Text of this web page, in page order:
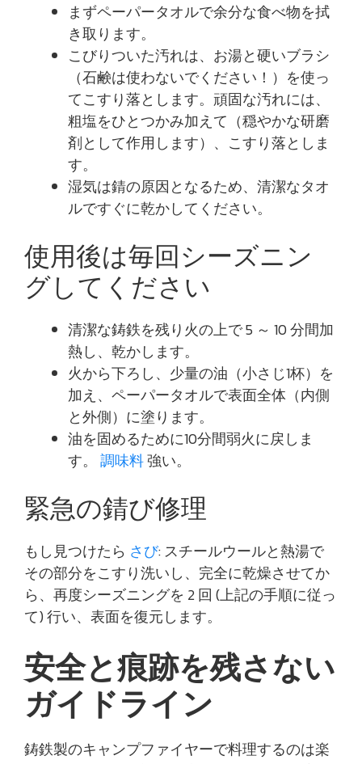
まずペーパータオルで余分な食べ物を拭
き取ります。
こびりついた汚れは、お湯と硬いブラシ
（石鹸は使わないでください！）を使っ
てこすり落とします。頑固な汚れには、
粗塩をひとつかみ加えて（穏やかな研磨
剤として作用します）、こすり落としま
す。
湿気は錆の原因となるため、清潔なタオ
ルですぐに乾かしてください。
使用後は毎回シーズニン
グしてください
清潔な鋳鉄を残り火の上で 5 ～ 10 分間加
熱し、乾かします。
火から下ろし、少量の油（小さじ1杯）を
加え、ペーパータオルで表面全体（内側
と外側）に塗ります。
油を固めるために10分間弱火に戻しま
す。 調味料強い。
緊急の錆び修理
もし見つけたら さび: スチールウールと熱湯で
その部分をこすり洗いし、完全に乾燥させてか
ら、再度シーズニングを 2 回 (上記の手順に従っ
て) 行い、表面を復元します。
安全と痕跡を残さない
ガイドライン
鋳鉄製のキャンプファイヤーで料理するのは楽